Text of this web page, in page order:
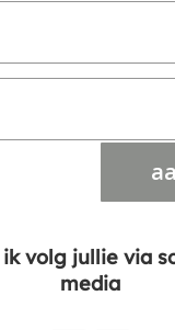
volg jullie via
media